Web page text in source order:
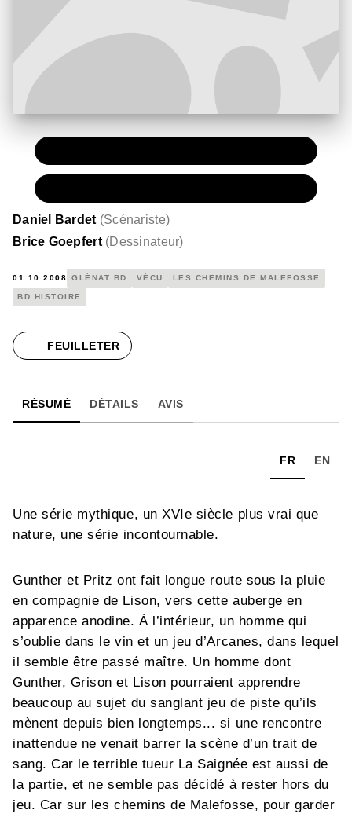
Daniel Bardet (Scénariste)
Brice Goepfert (Dessinateur)
01.10.2008 GLÉNAT BD VÉCU LES CHEMINS DE MALEFOSSE
BD HISTOIRE
FEUILLETER
RÉSUMÉ DÉTAILS AVIS
FR EN
Une série mythique, un XVIe siècle plus vrai que
nature, une série incontournable.
Gunther et Pritz ont fait longue route sous la pluie
en compagnie de Lison, vers cette auberge en
apparence anodine. À l’intérieur, un homme qui
s’oublie dans le vin et un jeu d’Arcanes, dans lequel
il semble être passé maître. Un homme dont
Gunther, Grison et Lison pourraient apprendre
beaucoup au sujet du sanglant jeu de piste qu’ils
mènent depuis bien longtemps... si une rencontre
inattendue ne venait barrer la scène d’un trait de
sang. Car le terrible tueur La Saignée est aussi de
la partie, et ne semble pas décidé à rester hors du
jeu. Car sur les chemins de Malefosse, pour garder